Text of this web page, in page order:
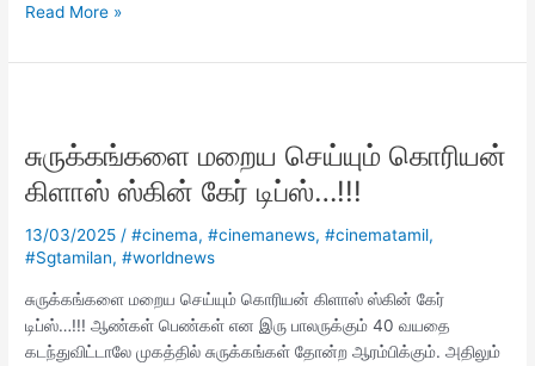
Read More »
சுருக்கங்களை மறைய செய்யும் கொரியன்
கிளாஸ் ஸ்கின் கேர் டிப்ஸ்…!!!
13/03/2025 /#cinema,#cinemanews,#cinematamil,
#Sgtamilan,#worldnews
சுருக்கங்களை மறைய செய்யும் கொரியன் கிளாஸ் ஸ்கின் கேர்
டிப்ஸ்…!!! ஆண்கள் பெண்கள் என இரு பாலருக்கும் 40 வயதை
கடந்துவிட்டாலே முகத்தில் சுருக்கங்கள் தோன்ற ஆரம்பிக்கும். அதிலும்
செய்யும்
கொரியன்
கிளாஸ்
ஸ்கின்
கேர்